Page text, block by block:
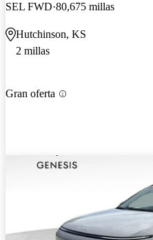
SEL FWD 80,675 millas
Hutchinson, KS
2 millas
Gran oferta